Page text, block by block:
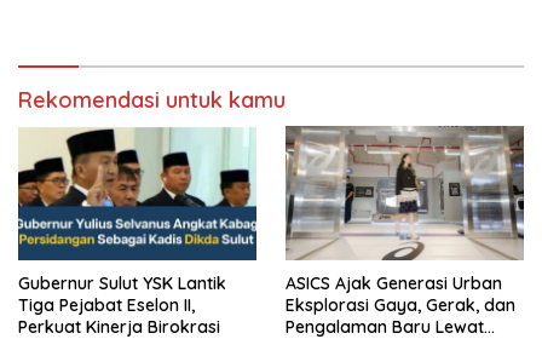
Rekomendasi untuk kamu
Gubernur Sulut YSK Lantik
Tiga Pejabat Eselon II,
Perkuat Kinerja Birokrasi
ASICS Ajak Generasi Urban
Eksplorasi Gaya, Gerak, dan
Pengalaman Baru Lewat